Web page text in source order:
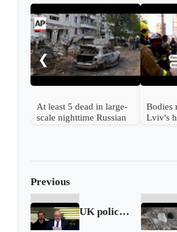
❮
At least 5 dead in large-
scale nighttime Russian
Bodies
Lviv's
Previous
UK policeman jailed for at least 30 years for serial rape